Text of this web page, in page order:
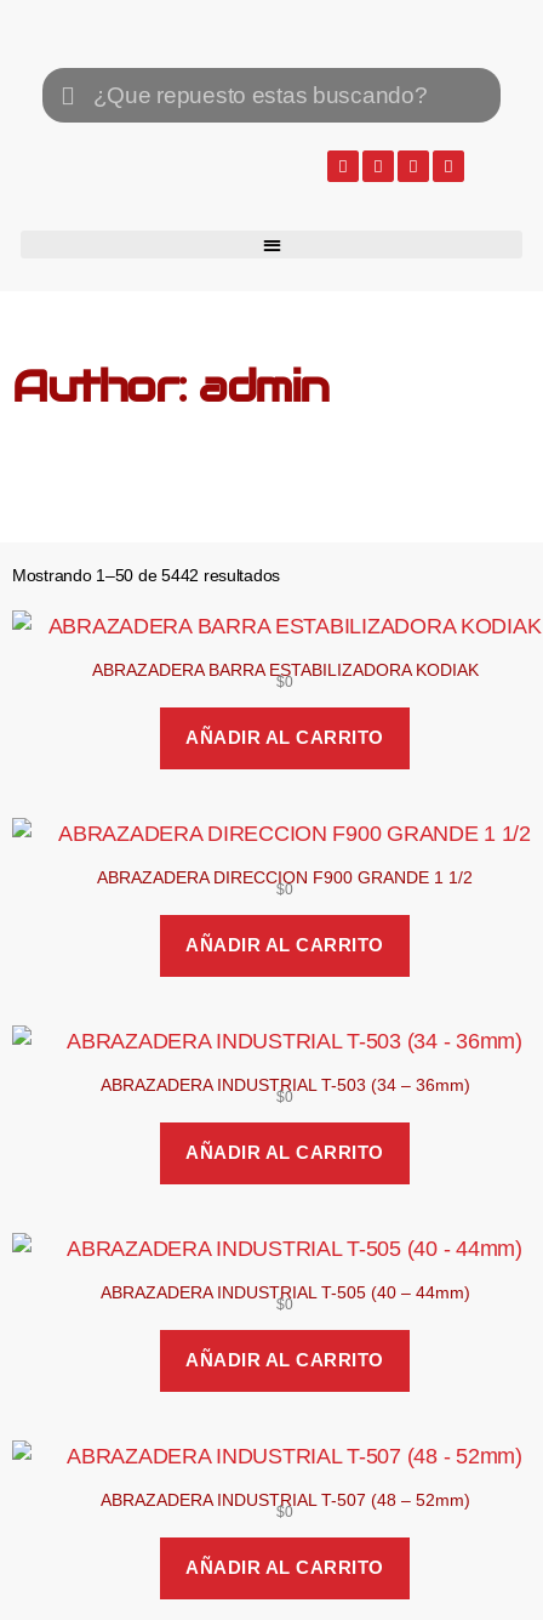
Author: admin
Mostrando 1–50 de 5442 resultados
ABRAZADERA BARRA ESTABILIZADORA KODIAK
$0
AÑADIR AL CARRITO
ABRAZADERA DIRECCION F900 GRANDE 1 1/2
$0
AÑADIR AL CARRITO
ABRAZADERA INDUSTRIAL T-503 (34 – 36mm)
$0
AÑADIR AL CARRITO
ABRAZADERA INDUSTRIAL T-505 (40 – 44mm)
$0
AÑADIR AL CARRITO
ABRAZADERA INDUSTRIAL T-507 (48 – 52mm)
$0
AÑADIR AL CARRITO